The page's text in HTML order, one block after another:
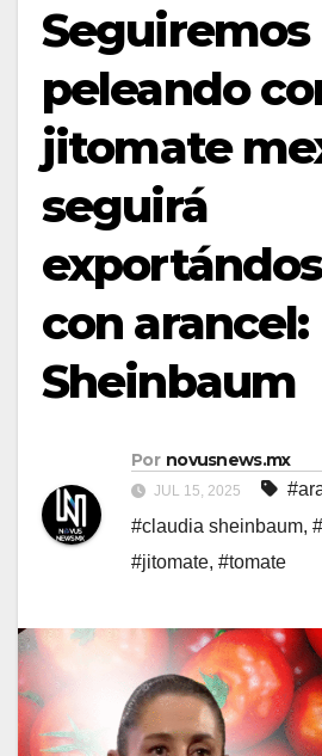
Seguiremos
peleando
jitomate
seguirá
con arancel:
Sheinbaum
Por novusnews.mx
JUL 15, 2025
#claudia sheinbaum,
#jitomate, #tomate